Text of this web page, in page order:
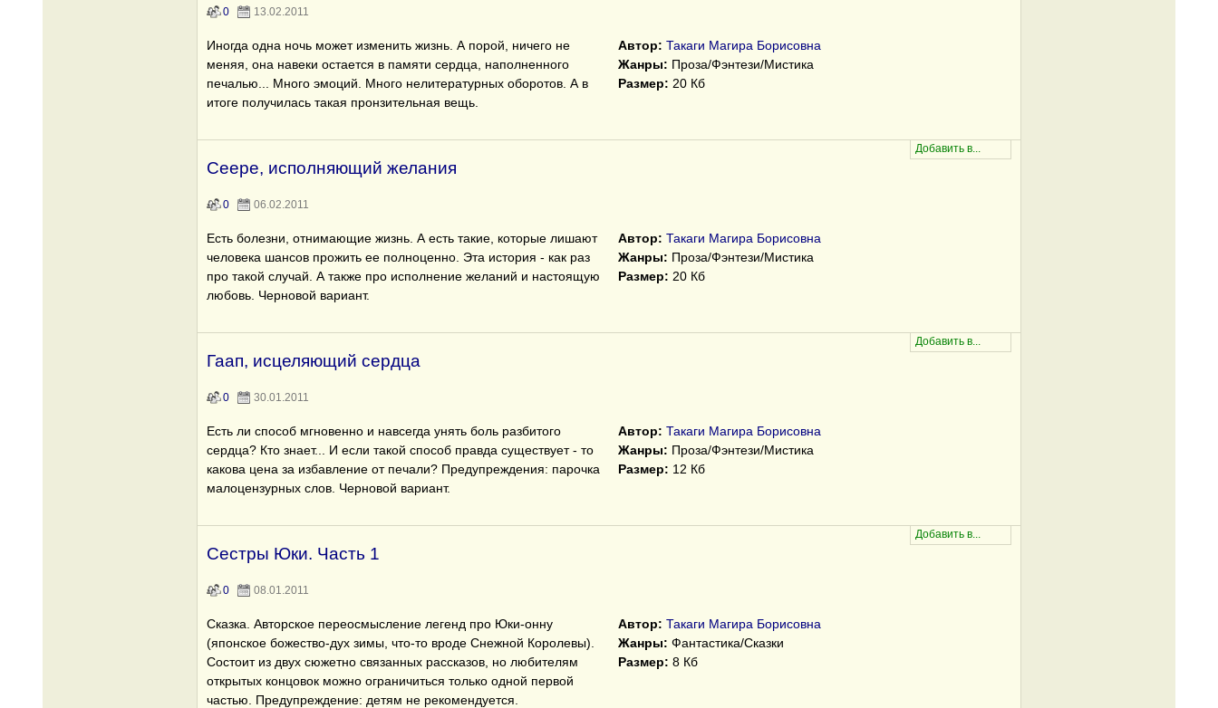
0 13.02.2011
Иногда одна ночь может изменить жизнь. А порой, ничего не
меняя, она навеки остается в памяти сердца, наполненного
печалью... Много эмоций. Много нелитературных оборотов. А в
итоге получилась такая пронзительная вещь.
Автор: Такаги Магира Борисовна
Жанры: Проза/Фэнтези/Мистика
Размер: 20 Кб
Сеере, исполняющий желания
0 06.02.2011
Есть болезни, отнимающие жизнь. А есть такие, которые лишают
человека шансов прожить ее полноценно. Эта история - как раз
про такой случай. А также про исполнение желаний и настоящую
любовь. Черновой вариант.
Автор: Такаги Магира Борисовна
Жанры: Проза/Фэнтези/Мистика
Размер: 20 Кб
Гаап, исцеляющий сердца
0 30.01.2011
Есть ли способ мгновенно и навсегда унять боль разбитого
сердца? Кто знает... И если такой способ правда существует - то
какова цена за избавление от печали? Предупреждения: парочка
малоцензурных слов. Черновой вариант.
Автор: Такаги Магира Борисовна
Жанры: Проза/Фэнтези/Мистика
Размер: 12 Кб
Сестры Юки. Часть 1
0 08.01.2011
Сказка. Авторское переосмысление легенд про Юки-онну
(японское божество-дух зимы, что-то вроде Снежной Королевы).
Состоит из двух сюжетно связанных рассказов, но любителям
открытых концовок можно ограничиться только одной первой
частью. Предупреждение: детям не рекомендуется.
Автор: Такаги Магира Борисовна
Жанры: Фантастика/Сказки
Размер: 8 Кб